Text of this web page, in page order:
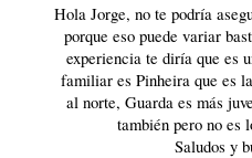
Hola Jorge, no te podría
porque eso puede variar
experiencia te diría que es
familiar es Pinheira que es
al norte, Guarda es más
también pero no es
Saludos y